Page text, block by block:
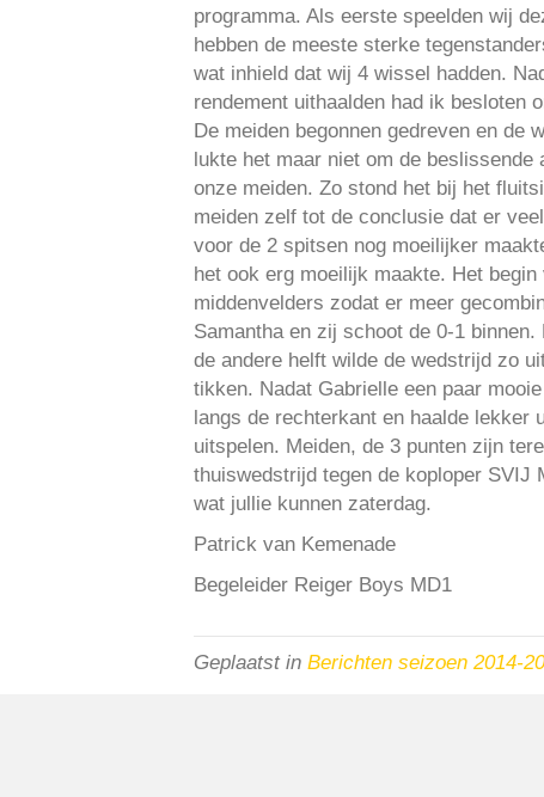
programma. Als eerste speelden wij
hebben de meeste sterke
wat inhield dat wij 4 wissel hadden.
rendement uithaalden had ik besloten
De meiden begonnen gedreven en de
lukte het maar niet om de
onze meiden. Zo stond het bij het
meiden zelf tot de conclusie dat er
voor de 2 spitsen nog moeilijker
het ook erg moeilijk maakte. Het
middenvelders zodat er meer
Samantha en zij schoot de 0-1
de andere helft wilde de wedstrijd zo
tikken. Nadat Gabrielle een paar
langs de rechterkant en haalde lekker
uitspelen. Meiden, de 3 punten zijn
thuiswedstrijd tegen de koploper SVIJ
wat jullie kunnen zaterdag.
Patrick van Kemenade
Begeleider Reiger Boys MD1
Geplaatst in Berichten seizoen 2014-